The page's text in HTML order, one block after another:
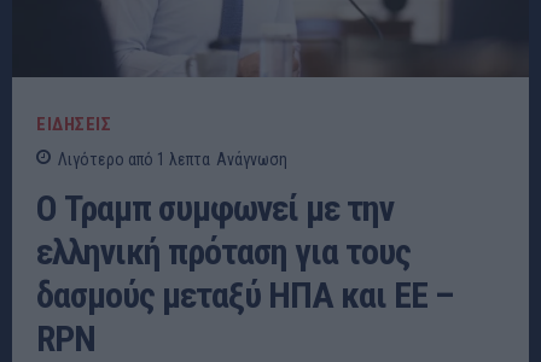
ΕΙΔΗΣΕΙΣ
Λιγότερο από 1 λεπτα Ανάγνωση
Ο Τραμπ συμφωνεί με την
ελληνική πρόταση για τους
δασμούς μεταξύ ΗΠΑ και ΕΕ –
RPN